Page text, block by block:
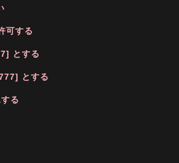
可する
とする
とする
る